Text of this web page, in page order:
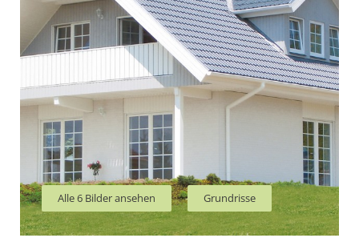
Alle 6 Bilder ansehen Grundrisse